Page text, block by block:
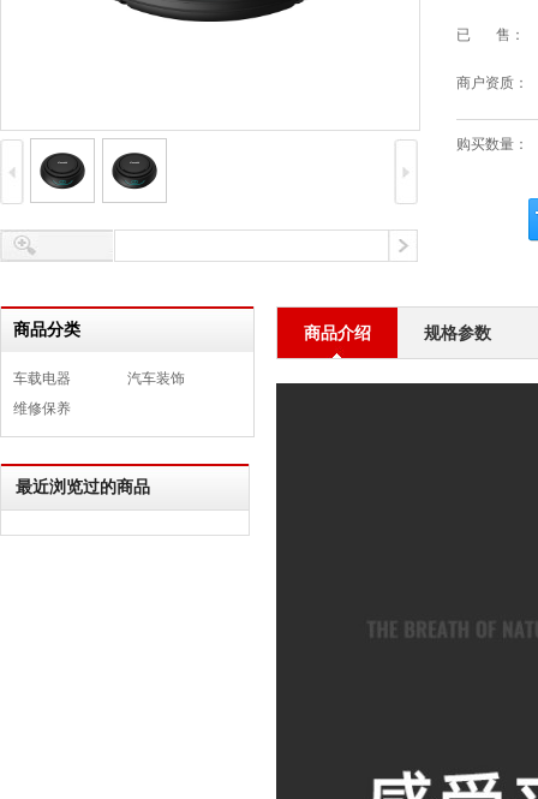
已 售：
商户资质：
购买数量：
商品分类
车载电器
汽车装饰
维修保养
最近浏览过的商品
商品介绍 规格参数